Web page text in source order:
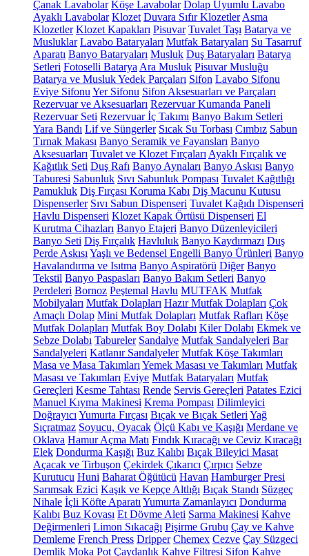
Çanak Lavabolar Köşe Lavabolar Dolap Uyumlu Lavabo
Ayaklı Lavabolar Klozet Duvara Sıfır Klozetler Asma
Klozetler Klozet Kapakları Pisuvar Tuvalet Taşı Batarya ve
Musluklar Lavabo Bataryaları Mutfak Bataryaları Su Tasarruf
Aparatı Banyo Bataryaları Musluk Duş Bataryaları Batarya
Setleri Fotoselli Batarya Ara Musluk Pisuvar Musluğu
Batarya ve Musluk Yedek Parçaları Sifon Lavabo Sifonu
Eviye Sifonu Yer Sifonu Sifon Aksesuarları ve Parçaları
Rezervuar ve Aksesuarları Rezervuar Kumanda Paneli
Rezervuar Seti Rezervuar İç Takımı Banyo Bakım Setleri
Yara Bandı Lif ve Süngerler Sıcak Su Torbası Cımbız Sabun
Tırnak Makası Banyo Seramik ve Fayansları Banyo
Aksesuarları Tuvalet ve Klozet Fırçaları Ayaklı Fırçalık ve
Kağıtlık Seti Duş Rafı Banyo Aynaları Banyo Askısı Banyo
Taburesi Sabunluk Sıvı Sabunluk Pompası Tuvalet Kağıtlığı
Pamukluk Diş Fırçası Koruma Kabı Diş Macunu Kutusu
Dispenserler Sıvı Sabun Dispenseri Tuvalet Kağıdı Dispenseri
Havlu Dispenseri Klozet Kapak Örtüsü Dispenseri El
Kurutma Cihazları Banyo Etajeri Banyo Düzenleyicileri
Banyo Seti Diş Fırçalık Havluluk Banyo Kaydırmazı Duş
Perde Askısı Yaşlı ve Bedensel Engelli Banyo Ürünleri Banyo
Havalandırma ve Isıtma Banyo Aspiratörü Diğer Banyo
Tekstil Banyo Paspasları Banyo Bakım Setleri Banyo
Perdeleri Bornoz Peştemal Havlu MUTFAK Mutfak
Mobilyaları Mutfak Dolapları Hazır Mutfak Dolapları Çok
Amaçlı Dolap Mini Mutfak Dolapları Mutfak Rafları Köşe
Mutfak Dolapları Mutfak Boy Dolabı Kiler Dolabı Ekmek ve
Sebze Dolabı Tabureler Sandalye Mutfak Sandalyeleri Bar
Sandalyeleri Katlanır Sandalyeler Mutfak Köşe Takımları
Masa ve Masa Takımları Yemek Masası ve Takımları Mutfak
Masası ve Takımları Eviye Mutfak Bataryaları Mutfak
Gereçleri Kesme Tahtası Rende Servis Gereçleri Patates Ezici
Manuel Kıyma Makinesi Krema Pompası Dilimleyici
Doğrayıcı Yumurta Fırçası Bıçak ve Bıçak Setleri Yağ
Sıçratmaz Soyucu, Oyacak Ölçü Kabı ve Kaşığı Merdane ve
Oklava Hamur Açma Matı Fındık Kıracağı ve Ceviz Kıracağı
Elek Dondurma Kaşığı Buz Kalıbı Bıçak Bileyici Masat
Açacak ve Tirbuşon Çekirdek Çıkarıcı Çırpıcı Sebze
Kurutucu Huni Baharat Öğütücü Havan Hamburger Presi
Sarımsak Ezici Kaşık ve Kepçe Altlığı Bıçak Standı Süzgeç
Nihale İçli Köfte Aparatı Yumurta Zamanlayıcı Dondurma
Kalıbı Buz Kovası Et Dövme Aleti Sarma Makinesi Kahve
Değirmenleri Limon Sıkacağı Pişirme Grubu Çay ve Kahve
Demleme French Press Dripper Chemex Cezve Çay Süzgeci
Demlik Moka Pot Çaydanlık Kahve Filtresi Sifon Kahve